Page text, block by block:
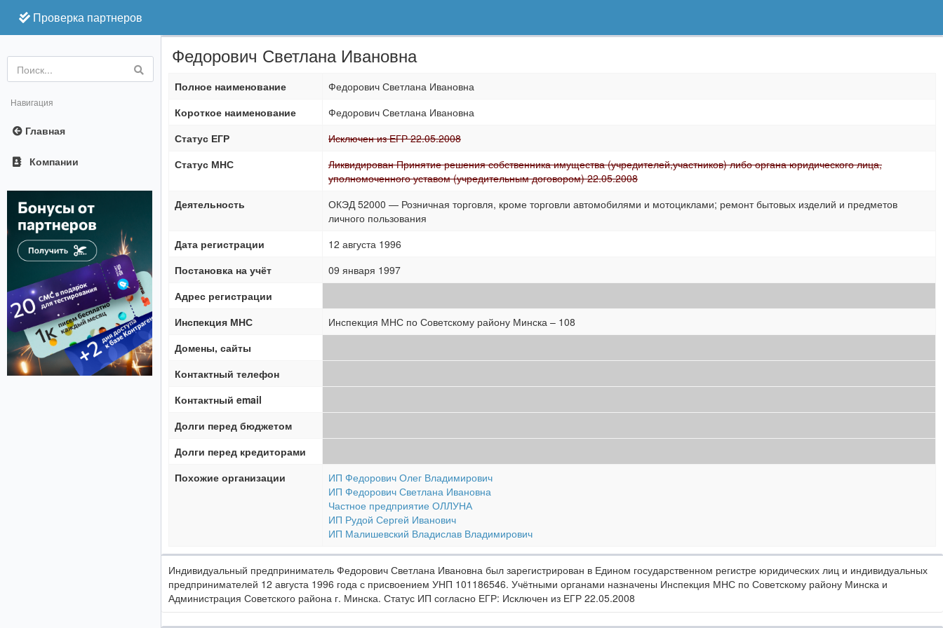
Проверка партнеров
Online
Навигация
Главная
Компании
Федорович Светлана Ивановна
Полное наименование
Федорович Светлана Ивановна
Короткое наименование
Федорович Светлана Ивановна
Статус ЕГР
Исключен из ЕГР 22.05.2008
Статус МНС
Ликвидирован Принятие решения собственника имущества (учредителей,участников) либо органа юридического лица,
уполномоченного уставом (учредительным договором) 22.05.2008
Деятельность
ОКЭД 52000 — Розничная торговля, кроме торговли автомобилями и мотоциклами; ремонт бытовых изделий и предметов
личного пользования
Дата регистрации
12 августа 1996
Постановка на учёт
09 января 1997
Адрес регистрации
Инспекция МНС
Инспекция МНС по Советскому району Минска – 108
Домены, сайты
Контактный телефон
Контактный email
Долги перед бюджетом
Долги перед кредиторами
Похожие организации
ИП Федорович Олег Владимирович
ИП Федорович Светлана Ивановна
Частное предприятие ОЛЛУНА
ИП Рудой Сергей Иванович
ИП Малишевский Владислав Владимирович
Индивидуальный предприниматель Федорович Светлана Ивановна был зарегистрирован в Едином государственном регистре юридических лиц и индивидуальных
предпринимателей 12 августа 1996 года с присвоением УНП 101186546. Учётными органами назначены Инспекция МНС по Советскому району Минска и
Администрация Советского района г. Минска. Статус ИП согласно ЕГР: Исключен из ЕГР 22.05.2008